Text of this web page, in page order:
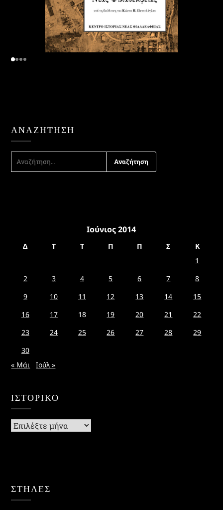
ΑΝΑΖΉΤΗΣΗ
ΓΙΑ:
Ιούνιος 2014
Δ Τ Τ Π Π Σ
Κ
1
2
3 4 5 6 7
8
9
10 11 12 13 14
15
16
17 18 19 20 21
22
23
24 25 26 27 28
29
30
« Μάι
Ιούλ »
ΙΣΤΟΡΙΚΌ
Ιστορικό
ΣΤΗΛΕΣ